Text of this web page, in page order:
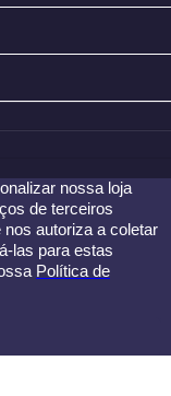
nossa loja
de terceiros
autoriza a coletar
las para estas
Política de